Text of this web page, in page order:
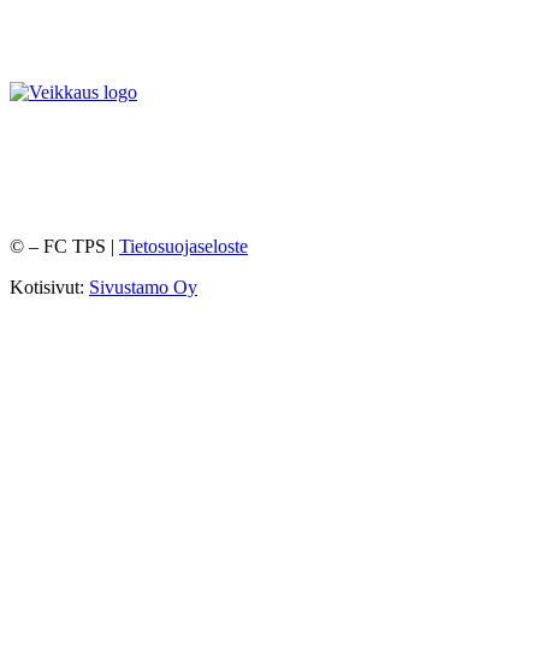
© – FC TPS | Tietosuojaseloste
Kotisivut: Sivustamo Oy